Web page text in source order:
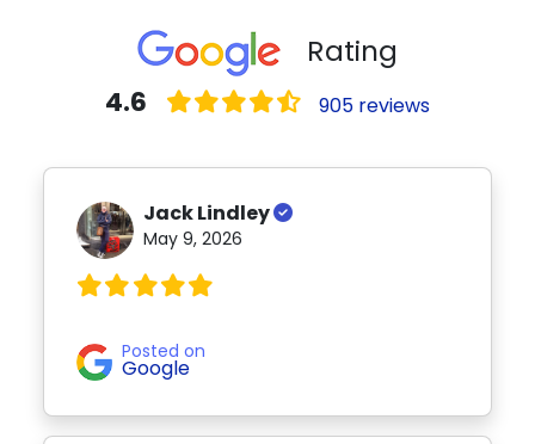
Rating
4.6 905 reviews
Jack Lindley
May 9, 2026
Posted on
Google